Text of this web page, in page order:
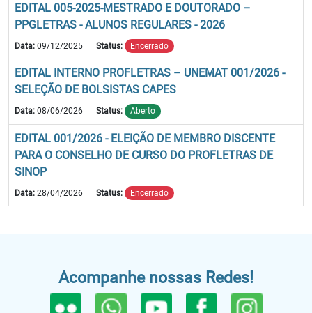
EDITAL 005-2025-MESTRADO E DOUTORADO –
PPGLETRAS - ALUNOS REGULARES - 2026
Data: 09/12/2025 Status: Encerrado
EDITAL INTERNO PROFLETRAS – UNEMAT 001/2026 -
SELEÇÃO DE BOLSISTAS CAPES
Data: 08/06/2026 Status: Aberto
EDITAL 001/2026 - ELEIÇÃO DE MEMBRO DISCENTE
PARA O CONSELHO DE CURSO DO PROFLETRAS DE
SINOP
Data: 28/04/2026 Status: Encerrado
Acompanhe nossas Redes!